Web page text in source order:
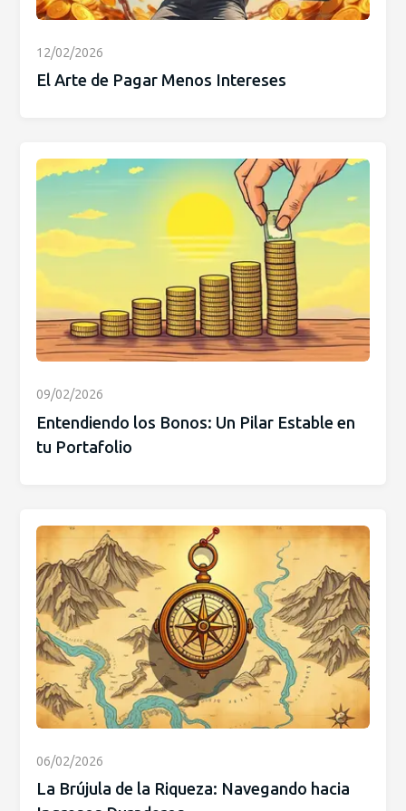
12/02/2026
El Arte de Pagar Menos Intereses
09/02/2026
Entendiendo los Bonos: Un Pilar Estable en
tu Portafolio
06/02/2026
La Brújula de la Riqueza: Navegando hacia